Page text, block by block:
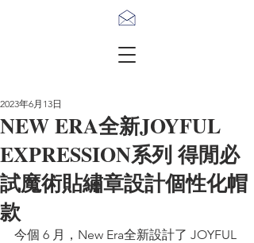
NEW ERA全新JOYFUL
EXPRESSION系列 得閒必
試魔術貼繡章設計個性化帽
款
2023年6月13日
今個 6 月，New Era全新設計了 JOYFUL